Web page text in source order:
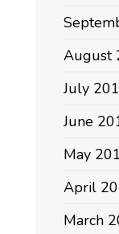
August
July
June
May
April
March